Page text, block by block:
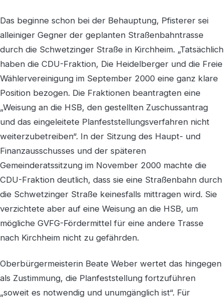
Das beginne schon bei der Behauptung, Pfisterer sei
alleiniger Gegner der geplanten Straßenbahntrasse
durch die Schwetzinger Straße in Kirchheim. „Tatsächlich
haben die CDU-Fraktion, Die Heidelberger und die Freie
Wählervereinigung im September 2000 eine ganz klare
Position bezogen. Die Fraktionen beantragten eine
„Weisung an die HSB, den gestellten Zuschussantrag
und das eingeleitete Planfeststellungsverfahren nicht
weiterzubetreiben“. In der Sitzung des Haupt- und
Finanzausschusses und der späteren
Gemeinderatssitzung im November 2000 machte die
CDU-Fraktion deutlich, dass sie eine Straßenbahn durch
die Schwetzinger Straße keinesfalls mittragen wird. Sie
verzichtete aber auf eine Weisung an die HSB, um
mögliche GVFG-Fördermittel für eine andere Trasse
nach Kirchheim nicht zu gefährden.
Oberbürgermeisterin Beate Weber wertet das hingegen
als Zustimmung, die Planfeststellung fortzuführen
„soweit es notwendig und unumgänglich ist“. Für